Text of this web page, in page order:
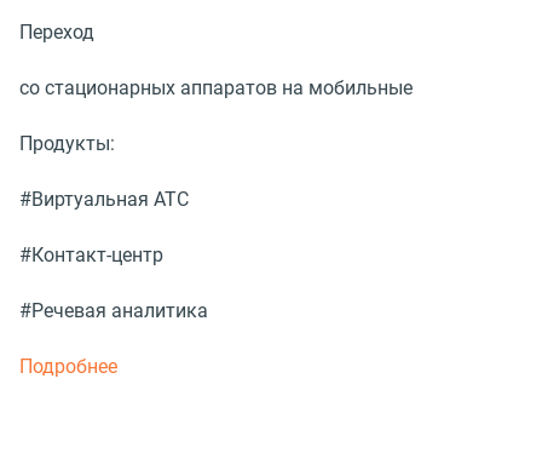
Переход
со стационарных аппаратов на мобильные
Продукты:
#Виртуальная АТС
#Контакт-центр
#Речевая аналитика
Подробнее